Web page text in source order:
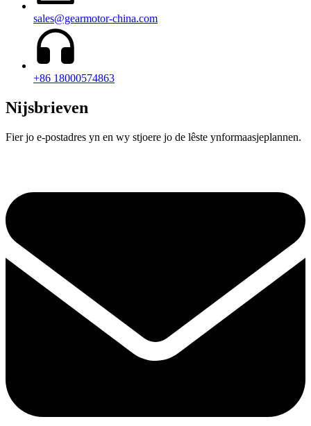
sales@gearmotor-china.com
+86 18000574863
Nijsbrieven
Fier jo e-postadres yn en wy stjoere jo de lêste ynformaasjeplannen.